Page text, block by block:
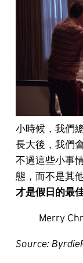
小時候，我們
長大後，我們
不過這些小事
態，而不是其
才是假日的最
Merry
Source: